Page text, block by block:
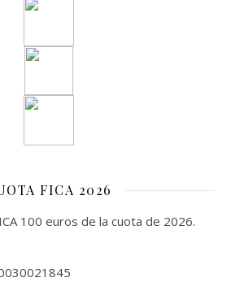
FICA 2026
100 euros de la cuota de 2026.